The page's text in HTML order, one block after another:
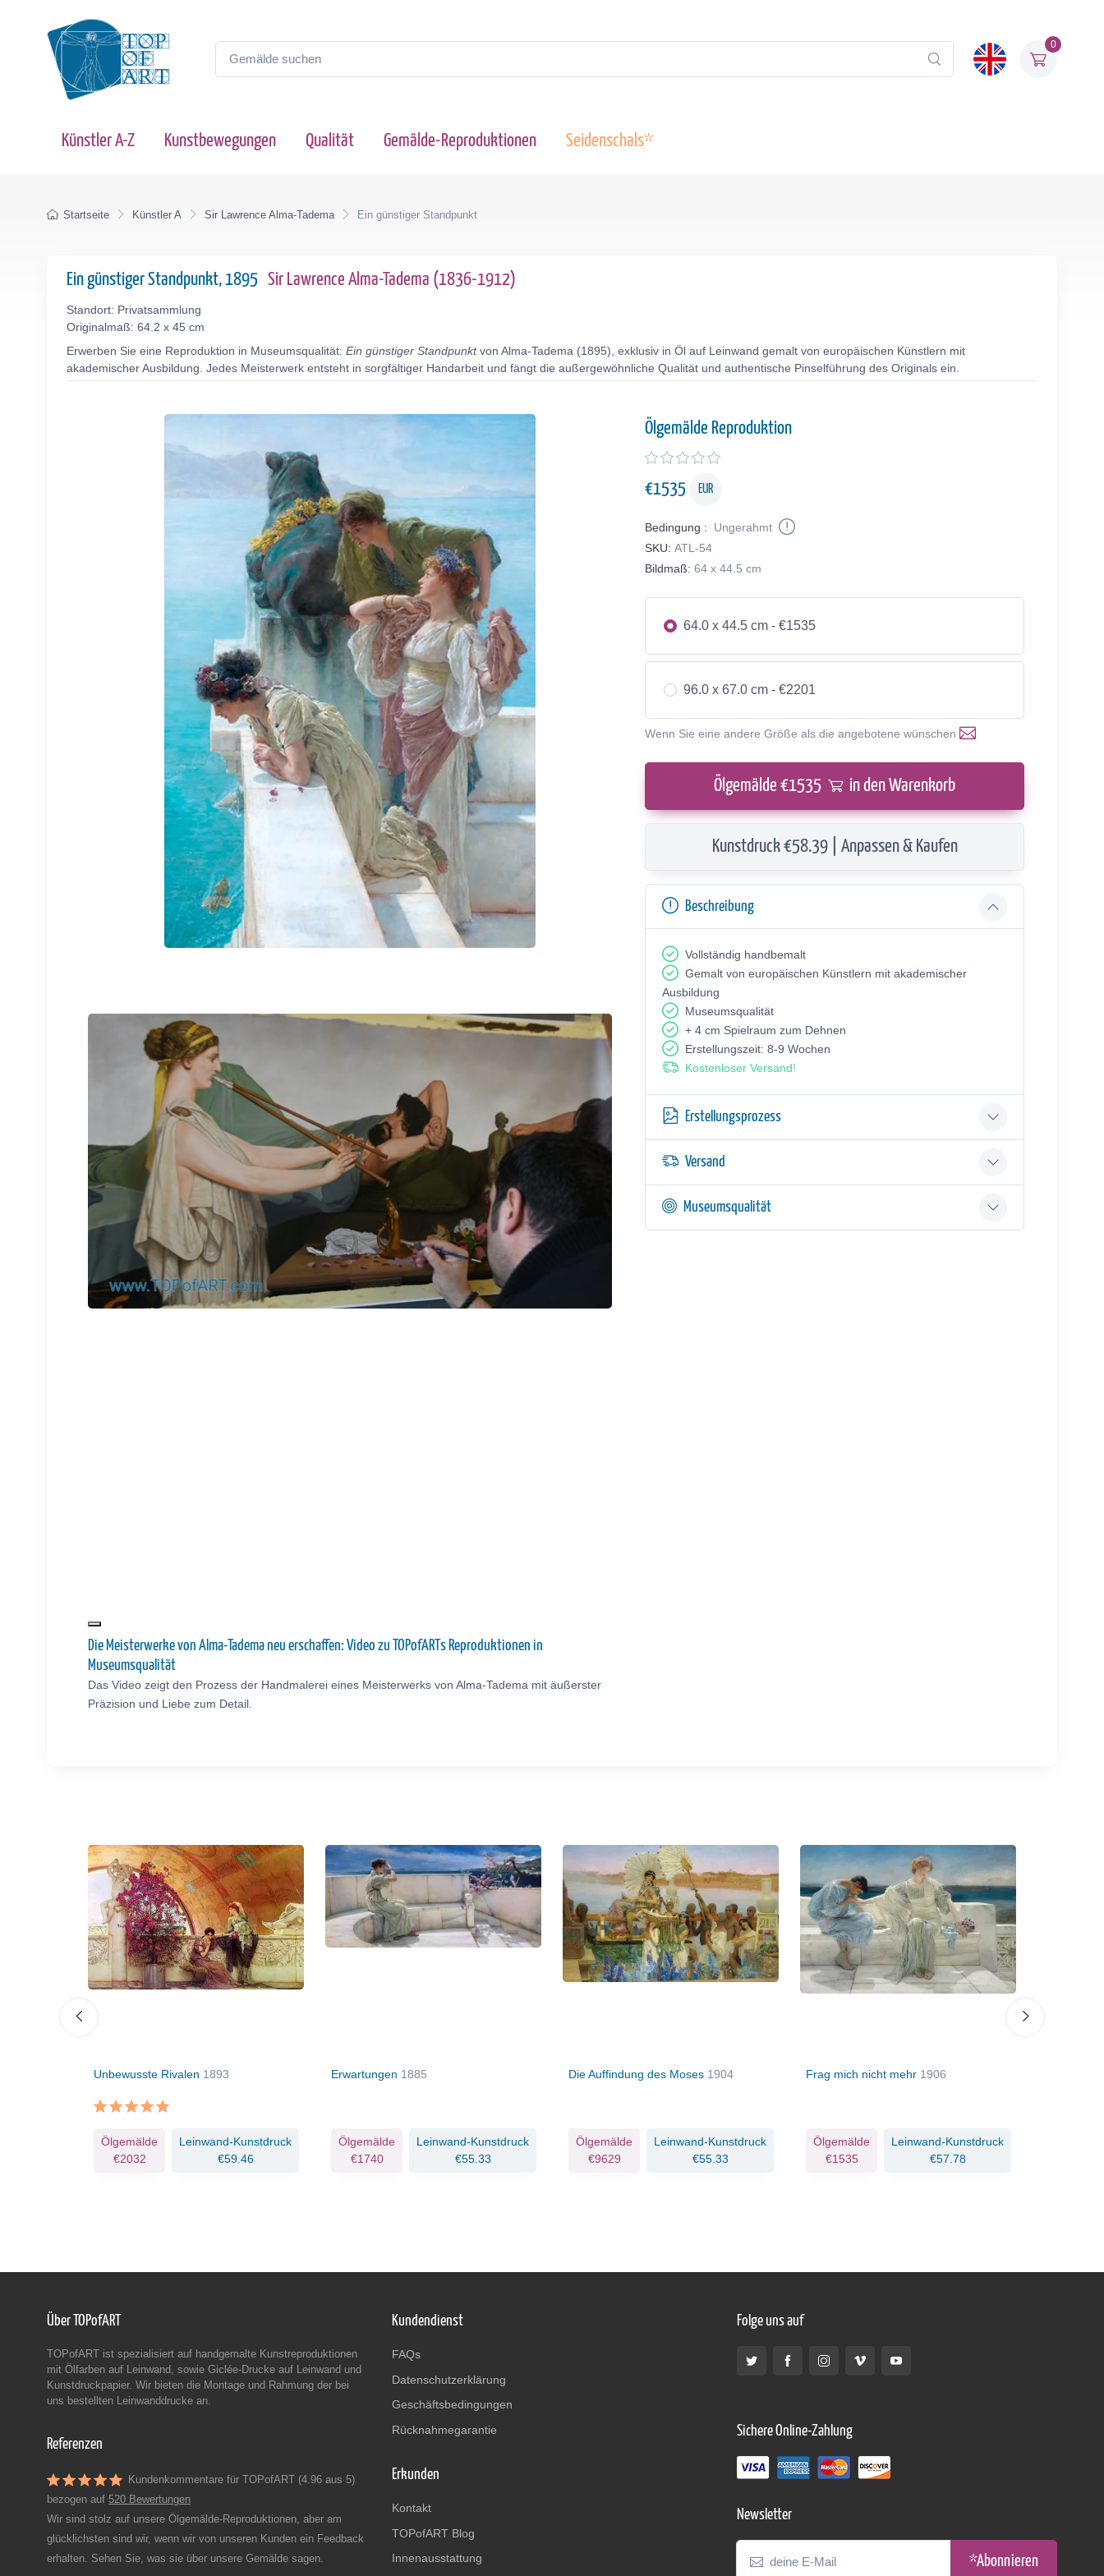
0
Künstler A-Z Kunstbewegungen Qualität Gemälde-Reproduktionen Seidenschals*
Startseite Künstler A Sir Lawrence Alma-Tadema Ein günstiger Standpunkt
Ein günstiger Standpunkt, 1895 Sir Lawrence Alma-Tadema (1836-1912)
Standort: Privatsammlung
Originalmaß: 64.2 x 45 cm
Erwerben Sie eine Reproduktion in Museumsqualität: Ein günstiger Standpunktvon Alma-Tadema (1895), exklusiv in Öl auf Leinwand gemalt von europäischen Künstlern mit
akademischer Ausbildung. Jedes Meisterwerk entsteht in sorgfältiger Handarbeit und fängt die außergewöhnliche Qualität und authentische Pinselführung des Originals ein.
Die Meisterwerke von Alma-Tadema neu erschaffen: Video zu TOPofARTs Reproduktionen in
Museumsqualität
Das Video zeigt den Prozess der Handmalerei eines Meisterwerks von Alma-Tadema mit äußerster
Präzision und Liebe zum Detail.
Ölgemälde Reproduktion
€1535 EUR
Bedingung :
Ungerahmt
SKU: ATL-54
Bildmaß: 64 x 44.5 cm
64.0 x 44.5 cm - €1535
96.0 x 67.0 cm - €2201
Wenn Sie eine andere Größe als die angebotene wünschen
Ölgemälde €1535 in den Warenkorb
Kunstdruck €58.39 | Anpassen & Kaufen
Beschreibung
Vollständig handbemalt
Gemalt von europäischen Künstlern mit akademischer
Ausbildung
Museumsqualität
+ 4 cm Spielraum zum Dehnen
Erstellungszeit: 8-9 Wochen
Kostenloser Versand!
Erstellungsprozess
Versand
Museumsqualität
Unbewusste Rivalen 1893
Ölgemälde
€2032
Leinwand-Kunstdruck
€59.46
Erwartungen 1885
Ölgemälde
€1740
Leinwand-Kunstdruck
€55.33
Die Auffindung des Moses 1904
Ölgemälde
€9629
Leinwand-Kunstdruck
€55.33
Frag mich nicht mehr 1906
Ölgemälde
€1535
Leinwand-Kunstdruck
€57.78
Über TOPofART
TOPofART ist spezialisiert auf handgemalte Kunstreproduktionen
mit Ölfarben auf Leinwand, sowie Giclée-Drucke auf Leinwand und
Kunstdruckpapier. Wir bieten die Montage und Rahmung der bei
uns bestellten Leinwanddrucke an.
Referenzen
Kundenkommentare für TOPofART (4.96 aus 5)
bezogen auf 520 Bewertungen
Wir sind stolz auf unsere Ölgemälde-Reproduktionen, aber am
glücklichsten sind wir, wenn wir von unseren Kunden ein Feedback
erhalten. Sehen Sie, was sie über unsere Gemälde sagen.
Kundendienst
FAQs
Datenschutzerklärung
Geschäftsbedingungen
Rücknahmegarantie
Erkunden
Kontakt
TOPofART Blog
Innenausstattung
Folge uns auf
Sichere Online-Zahlung
Newsletter
*Abonnieren